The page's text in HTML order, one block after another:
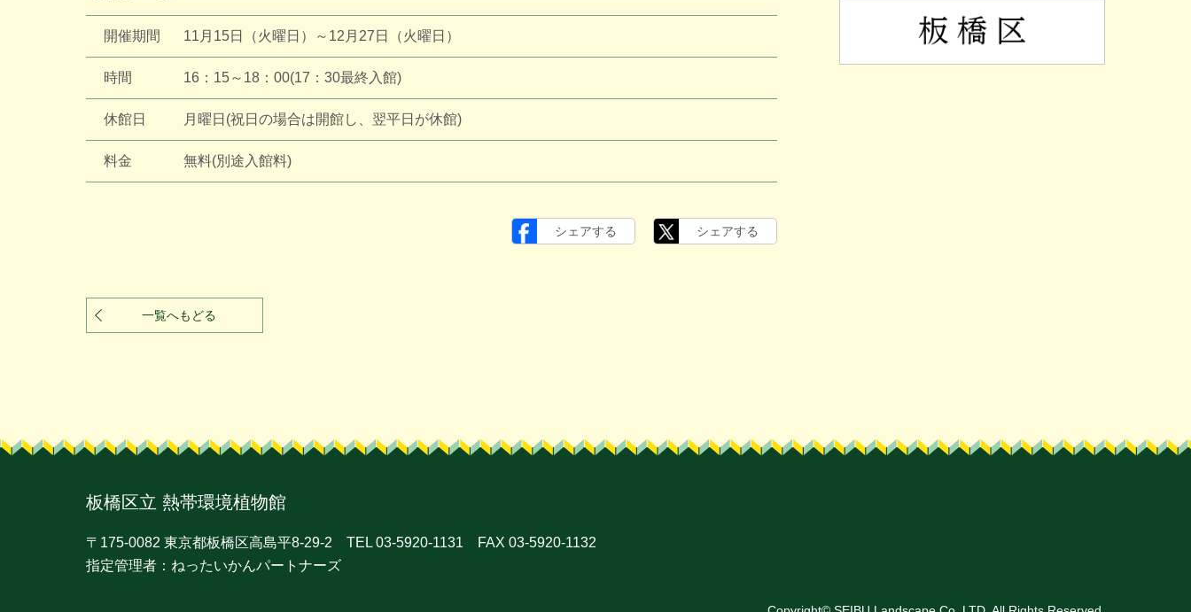
開催期間 11月15日（火曜日）～12月27日（火曜日）
時間 16：15～18：00(17：30最終入館)
休館日 月曜日(祝日の場合は開館し、翌平日が休館)
料金 無料(別途入館料)
シェアする シェアする
一覧へもどる
板橋区立 熱帯環境植物館
〒175-0082 東京都板橋区⾼島平8-29-2 TEL 03-5920-1131 FAX 03-5920-1132
指定管理者：ねったいかんパートナーズ